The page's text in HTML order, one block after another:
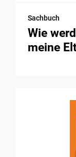
Sachbuch
Wie
meine